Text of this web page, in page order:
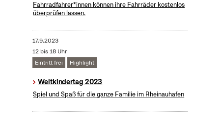
Fahrradfahrer*innen können ihre Fahrräder kostenlos
überprüfen lassen.
17.9.2023
12 bis 18 Uhr
Eintritt frei
Highlight
Weltkindertag 2023
Spiel und Spaß für die ganze Familie im Rheinauhafen